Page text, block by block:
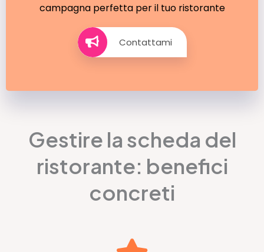
campagna perfetta per il tuo ristorante
Contattami
Gestire la scheda del
ristorante: benefici
concreti